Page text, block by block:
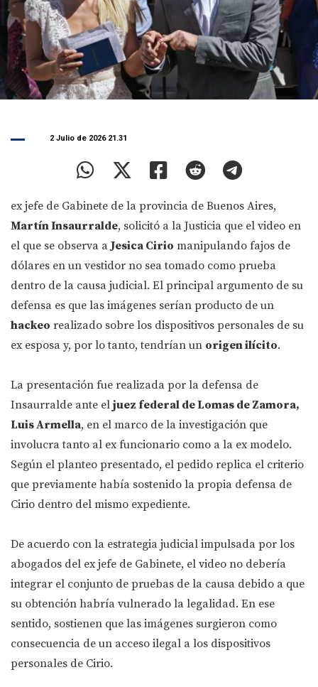
2 Julio de 2026 21.31
ex jefe de Gabinete de la provincia de Buenos Aires,
Martín Insaurralde, solicitó a la Justicia que el video en
el que se observa aJesica Cirio manipulando fajos de
dólares en un vestidor no sea tomado como prueba
dentro de la causa judicial. El principal argumento de su
defensa es que las imágenes serían producto de un
hackeo realizado sobre los dispositivos personales de su
ex esposa y, por lo tanto, tendrían un origen ilícito.
La presentación fue realizada por la defensa de
Insaurralde ante el juez federal de Lomas de Zamora,
Luis Armella, en el marco de la investigación que
involucra tanto al ex funcionario como a la ex modelo.
Según el planteo presentado, el pedido replica el criterio
que previamente había sostenido la propia defensa de
Cirio dentro del mismo expediente.
De acuerdo con la estrategia judicial impulsada por los
abogados del ex jefe de Gabinete, el video no debería
integrar el conjunto de pruebas de la causa debido a que
su obtención habría vulnerado la legalidad. En ese
sentido, sostienen que las imágenes surgieron como
consecuencia de un acceso ilegal a los dispositivos
personales de Cirio.